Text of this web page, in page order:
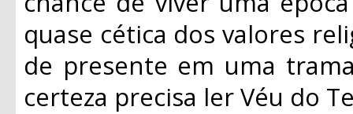
quase cética dos valores
de presente em uma
certeza precisa ler Véu do